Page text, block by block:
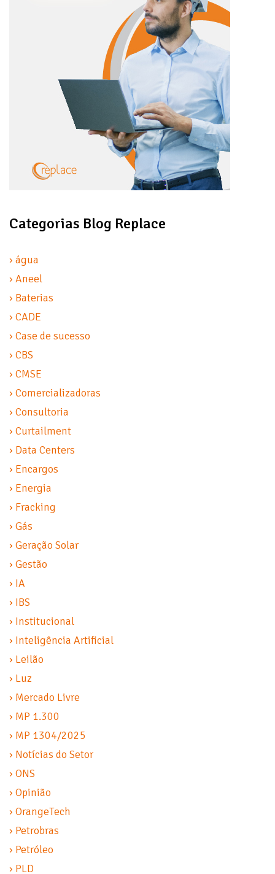
Categorias Blog Replace
› água
› Aneel
› Baterias
› CADE
› Case de sucesso
› CBS
› CMSE
› Comercializadoras
› Consultoria
› Curtailment
› Data Centers
› Encargos
› Energia
› Fracking
› Gás
› Geração Solar
› Gestão
› IA
› IBS
› Institucional
› Inteligência Artificial
› Leilão
› Luz
› Mercado Livre
› MP 1.300
› MP 1304/2025
› Notícias do Setor
› ONS
› Opinião
› OrangeTech
› Petrobras
› Petróleo
› PLD